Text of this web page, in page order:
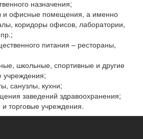
назначения;
и офисные помещения, а именно
коридоры офисов, лаборатории,
питания – рестораны,
школьные, спортивные и другие
учреждения;
санузлы, кухни;
заведений здравоохранения;
и торговые учреждения.